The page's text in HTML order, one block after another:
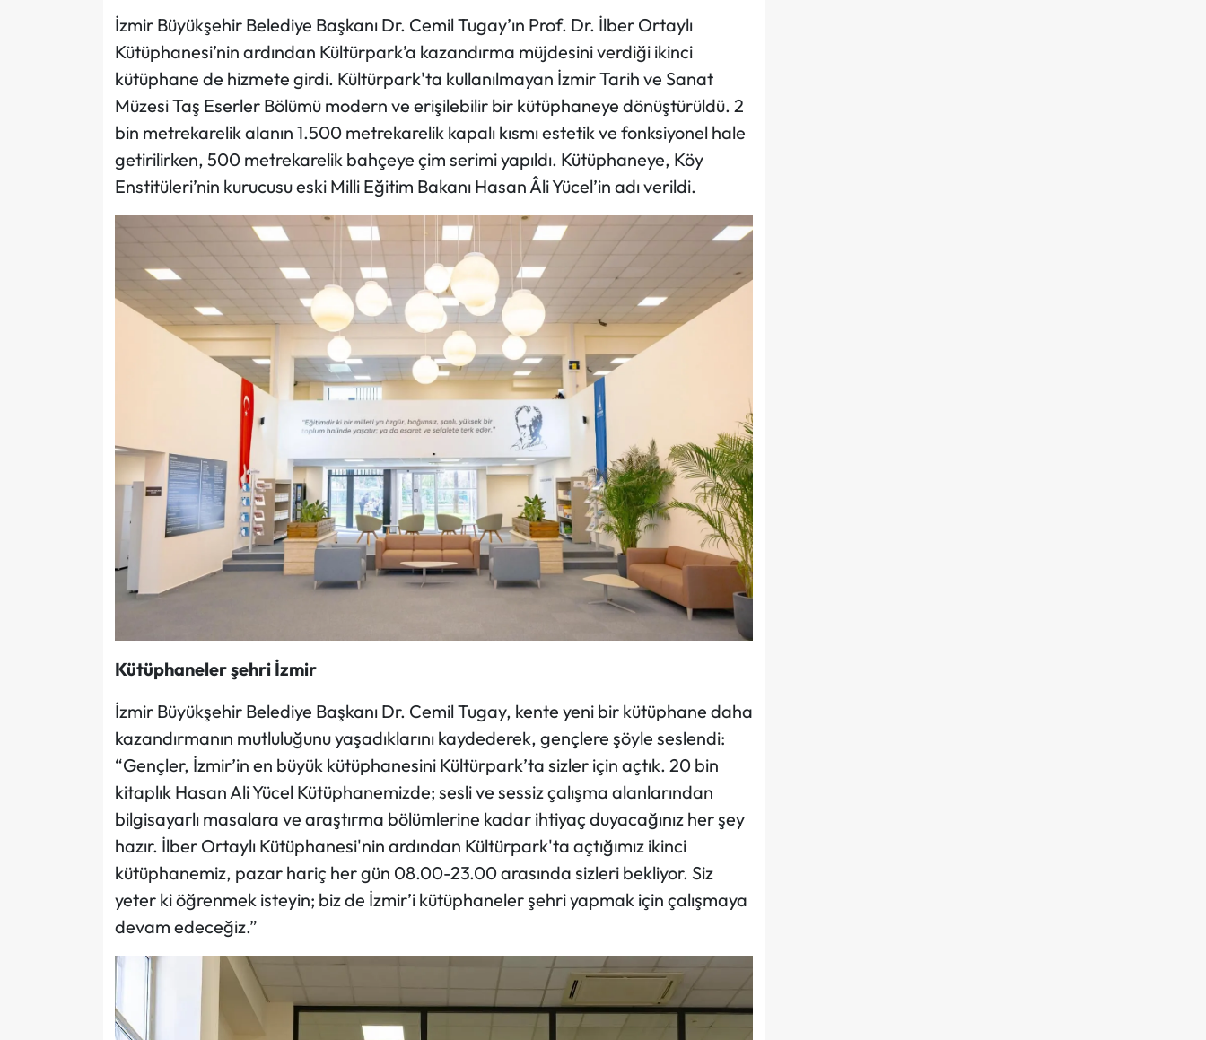
İzmir Büyükşehir Belediye Başkanı Dr. Cemil Tugay’ın Prof. Dr. İlber Ortaylı
Kütüphanesi’nin ardından Kültürpark’a kazandırma müjdesini verdiği ikinci
kütüphane de hizmete girdi. Kültürpark'ta kullanılmayan İzmir Tarih ve Sanat
Müzesi Taş Eserler Bölümü modern ve erişilebilir bir kütüphaneye dönüştürüldü. 2
bin metrekarelik alanın 1.500 metrekarelik kapalı kısmı estetik ve fonksiyonel hale
getirilirken, 500 metrekarelik bahçeye çim serimi yapıldı. Kütüphaneye, Köy
Enstitüleri’nin kurucusu eski Milli Eğitim Bakanı Hasan Âli Yücel’in adı verildi.
Kütüphaneler şehri İzmir
İzmir Büyükşehir Belediye Başkanı Dr. Cemil Tugay, kente yeni bir kütüphane daha
kazandırmanın mutluluğunu yaşadıklarını kaydederek, gençlere şöyle seslendi:
“Gençler, İzmir’in en büyük kütüphanesini Kültürpark’ta sizler için açtık. 20 bin
kitaplık Hasan Ali Yücel Kütüphanemizde; sesli ve sessiz çalışma alanlarından
bilgisayarlı masalara ve araştırma bölümlerine kadar ihtiyaç duyacağınız her şey
hazır. İlber Ortaylı Kütüphanesi'nin ardından Kültürpark'ta açtığımız ikinci
kütüphanemiz, pazar hariç her gün 08.00-23.00 arasında sizleri bekliyor. Siz
yeter ki öğrenmek isteyin; biz de İzmir’i kütüphaneler şehri yapmak için çalışmaya
devam edeceğiz.”